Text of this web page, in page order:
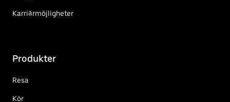
Karriärmöjligheter
Produkter
Resa
Kör